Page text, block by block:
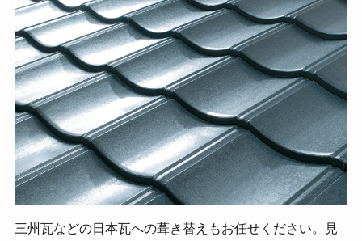
三州瓦などの日本瓦への葺き替えもお任せください。見